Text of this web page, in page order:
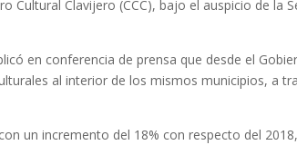
Clavijero (CCC), bajo el auspicio de la
en conferencia de prensa que desde el
al interior de los mismos municipios, a
un incremento del 18% con respecto del